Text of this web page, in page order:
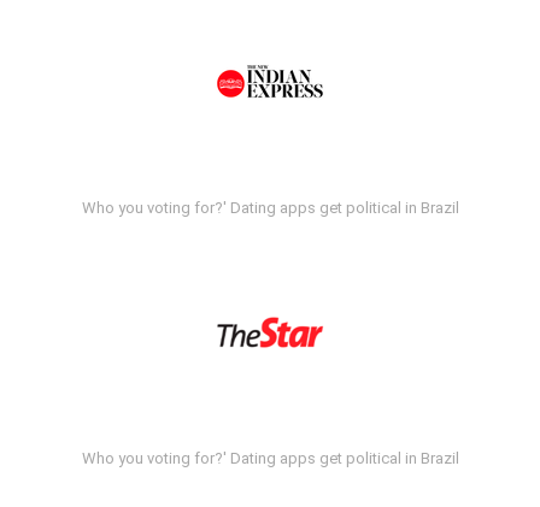
Who you voting for?' Dating apps get political in Brazil
Who you voting for?' Dating apps get political in Brazil